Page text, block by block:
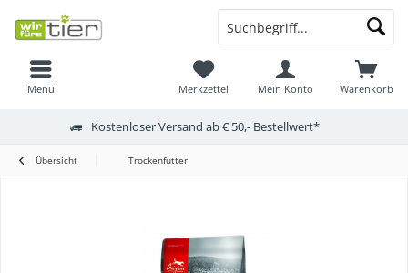
Menü Warenkorb
Merkzettel Mein Konto
Kostenloser Versand ab € 50,- Bestellwert*
Übersicht Trockenfutter